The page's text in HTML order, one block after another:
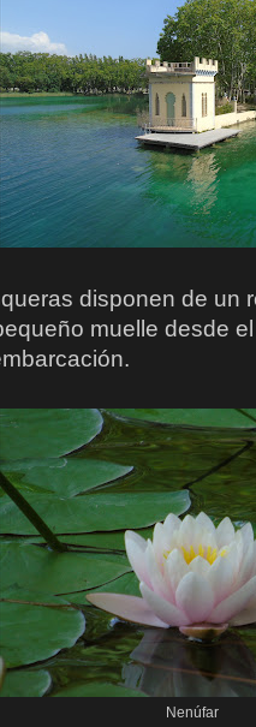
disponen de un
muelle desde
Nenúfar